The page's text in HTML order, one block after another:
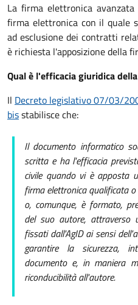
La firma elettronica
firma elettronica con il quale
ad esclusione dei contratti
è richiesta l'apposizione della
Qual è l'efficacia giuridica
Il Decreto legislativo 07/03/
bisstabilisce che:
Il documento informatico
scritta e ha l'efficacia
civile quando vi è apposta
firma elettronica qualificata
o, comunque, è formato,
del suo autore, attraverso
fissati dall'AgID ai sensi
garantire la sicurezza,
documento e, in maniera
riconducibilità all'autore.